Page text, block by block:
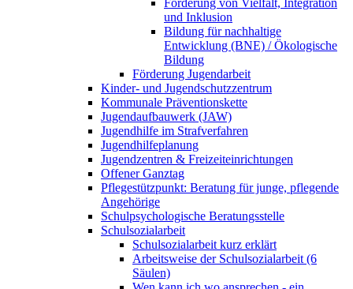
Förderung von Vielfalt, Integration
und Inklusion
Bildung für nachhaltige
Entwicklung (BNE) / Ökologische
Bildung
Förderung Jugendarbeit
Kinder- und Jugendschutzzentrum
Kommunale Präventionskette
Jugendaufbauwerk (JAW)
Jugendhilfe im Strafverfahren
Jugendhilfeplanung
Jugendzentren & Freizeiteinrichtungen
Offener Ganztag
Pflegestützpunkt: Beratung für junge, pflegende
Angehörige
Schulpsychologische Beratungsstelle
Schulsozialarbeit
Schulsozialarbeit kurz erklärt
Arbeitsweise der Schulsozialarbeit (6
Säulen)